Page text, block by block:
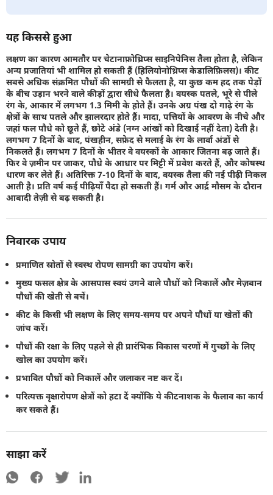
यह किससे हुआ
लक्षण का कारण आमतौर पर चेटानाफ़ोथ्रिप्स साइनिपेनिस तैला होता है, लेकिन
अन्य प्रजातियां भी शामिल हो सकती हैं (हिलियोनोथ्रिप्स केडालिफ़िलस)। कीट
सबसे अधिक संक्रमित पौधों की सामग्री से फैलता है, या कुछ कम हद तक पेड़ों
के बीच उड़ान भरने वाले कीड़ों द्वारा सीधे फैलता है। वयस्क पतले, भूरे से पीले
रंग के, आकार में लगभग 1.3 मिमी के होते हैं। उनके अग्र पंख दो गाढ़े रंग के
क्षेत्रों के साथ पतले और झालरदार होते हैं। मादा, पत्तियों के आवरण के नीचे और
जहां फल पौधे को छूते हैं, छोटे अंडे (नग्न आंखों को दिखाई नहीं देता) देती है।
लगभग 7 दिनों के बाद, पंखहीन, सफ़ेद से मलाई के रंग के लार्वा अंडों से
निकलते हैं। लगभग 7 दिनों के भीतर वे वयस्कों के आकार जितना बढ़ जाते हैं।
फिर वे ज़मीन पर जाकर, पौधे के आधार पर मिट्टी में प्रवेश करते हैं, और कोषस्थ
धारण कर लेते हैं। अतिरिक्त 7-10 दिनों के बाद, वयस्क तैला की नई पीढ़ी निकल
आती है। प्रति वर्ष कई पीढ़ियाँ पैदा हो सकती हैं। गर्म और आर्द्र मौसम के दौरान
आबादी तेज़ी से बढ़ सकती है।
निवारक उपाय
प्रमाणित स्रोतों से स्वस्थ रोपण सामग्री का उपयोग करें।
मुख्य फसल क्षेत्र के आसपास स्वयं उगने वाले पौधों को निकालें और मेज़बान
पौधों की खेती से बचें।
कीट के किसी भी लक्षण के लिए समय-समय पर अपने पौधों या खेतों की
जांच करें।
पौधों की रक्षा के लिए पहले से ही प्रारंभिक विकास चरणों में गुच्छों के लिए
खोल का उपयोग करें।
प्रभावित पौधों को निकालें और जलाकर नष्ट कर दें।
परित्यक्त वृक्षारोपण क्षेत्रों को हटा दें क्योंकि ये कीटनाशक के फैलाव का कार्य
कर सकते हैं।
साझा करें